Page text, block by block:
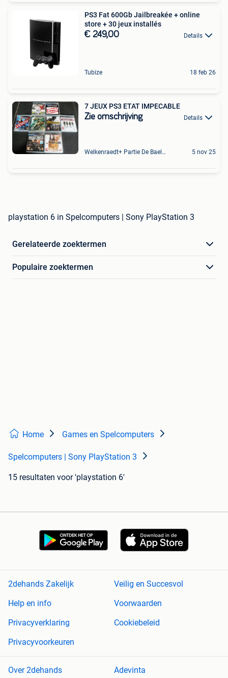
PS3 Fat 600Gb Jailbreakée + online
store + 30 jeux installés
€ 249,00 Details
Tubize 18 feb 26
7 JEUX PS3 ETAT IMPECABLE
Zie omschrijving Details
Welkenraedt+ Partie De Baelen 5 nov 25
playstation 6 in Spelcomputers | Sony PlayStation 3
Gerelateerde zoektermen
Populaire zoektermen
Home Games en Spelcomputers
Spelcomputers | Sony PlayStation 3
15 resultaten voor 'playstation 6'
2dehands Zakelijk
Veilig en Succesvol
Help en info
Voorwaarden
Privacyverklaring
Cookiebeleid
Privacyvoorkeuren
Over 2dehands Adevinta